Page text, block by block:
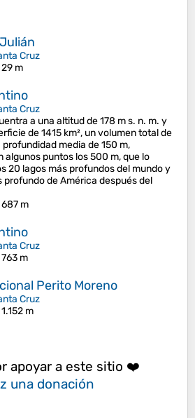
Cruz
29 m
Cruz
a una altitud de 178 m s. n. m. y
de 1415 km², un volumen total de
profundidad media de 150 m,
algunos puntos los 500 m, que lo
20 lagos más profundos del mundo y
profundo de América después del
687 m
Cruz
763 m
Perito Moreno
Cruz
1.152 m
apoyar a este sitio ❤️
una donación